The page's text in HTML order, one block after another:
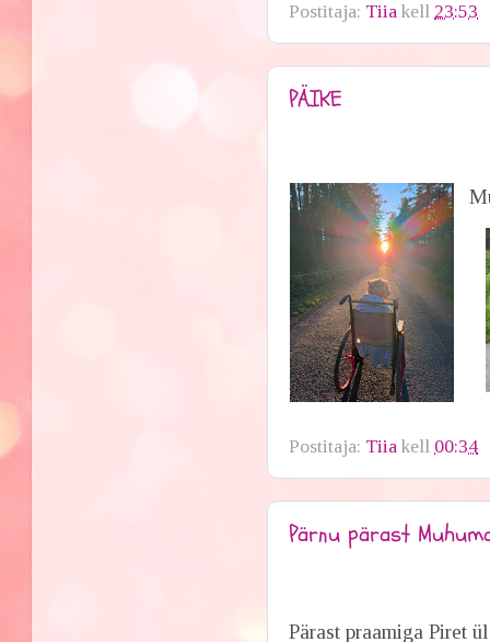
Postitaja: Tiia kell 23:53
PÄIKE
Postitaja: Tiia kell 00:34
Pärnu pärast
Pärast praamiga Piret